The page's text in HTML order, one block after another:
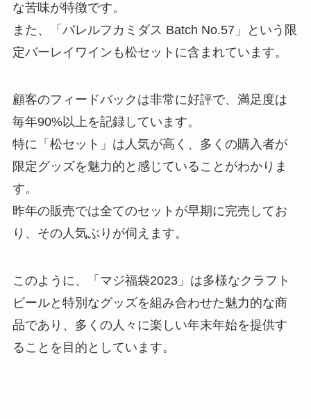
な苦味が特徴です。
また、「バレルフカミダス Batch No.57」という限
定バーレイワインも松セットに含まれています。
顧客のフィードバックは非常に好評で、満足度は
毎年90%以上を記録しています。
特に「松セット」は人気が高く、多くの購入者が
限定グッズを魅力的と感じていることがわかりま
す。
昨年の販売では全てのセットが早期に完売してお
り、その人気ぶりが伺えます。
このように、「マジ福袋2023」は多様なクラフト
ビールと特別なグッズを組み合わせた魅力的な商
品であり、多くの人々に楽しい年末年始を提供す
ることを目的としています。